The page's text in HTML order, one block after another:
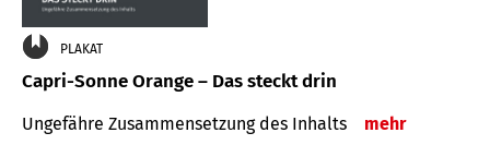
PLAKAT
Capri-Sonne Orange – Das steckt drin
Ungefähre Zu­sammen­setzung des Inhalts mehr